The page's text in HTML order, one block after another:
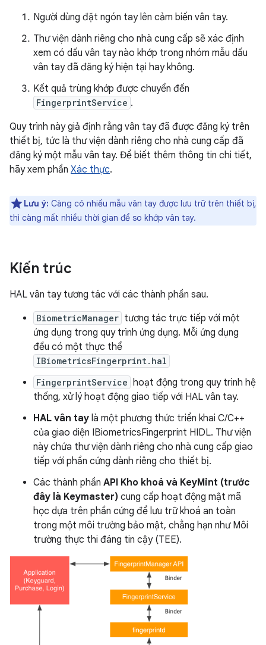
Người dùng đặt ngón tay lên cảm biến vân tay.
Thư viện dành riêng cho nhà cung cấp sẽ xác định
xem có dấu vân tay nào khớp trong nhóm mẫu dấu
vân tay đã đăng ký hiện tại hay không.
Kết quả trùng khớp được chuyển đến
FingerprintService .
Quy trình này giả định rằng vân tay đã được đăng ký trên
thiết bị, tức là thư viện dành riêng cho nhà cung cấp đã
đăng ký một mẫu vân tay. Để biết thêm thông tin chi tiết,
hãy xem phần Xác thực.
Lưu ý: Càng có nhiều mẫu vân tay được lưu trữ trên thiết bị,
thì càng mất nhiều thời gian để so khớp vân tay.
Kiến trúc
HAL vân tay tương tác với các thành phần sau.
BiometricManager tương tác trực tiếp với một
ứng dụng trong quy trình ứng dụng. Mỗi ứng dụng
đều có một thực thể
IBiometricsFingerprint.hal
FingerprintService hoạt động trong quy trình hệ
thống, xử lý hoạt động giao tiếp với HAL vân tay.
HAL vân tay là một phương thức triển khai C/C++
của giao diện IBiometricsFingerprint HIDL. Thư viện
này chứa thư viện dành riêng cho nhà cung cấp giao
tiếp với phần cứng dành riêng cho thiết bị.
Các thành phần API Kho khoá và KeyMint (trước
đây là Keymaster) cung cấp hoạt động mật mã
học dựa trên phần cứng để lưu trữ khoá an toàn
trong một môi trường bảo mật, chẳng hạn như Môi
trường thực thi đáng tin cậy (TEE).